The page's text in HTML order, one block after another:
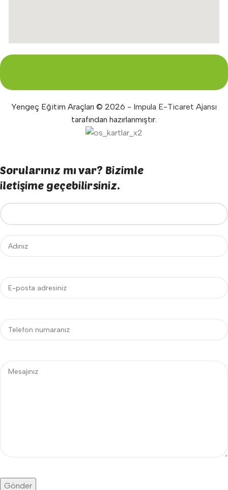
Yengeç Eğitim Araçları © 2026 - Impula E-Ticaret Ajansı
tarafından hazırlanmıştır.
Sorularınız mı var? Bizimle
iletişime geçebilirsiniz.